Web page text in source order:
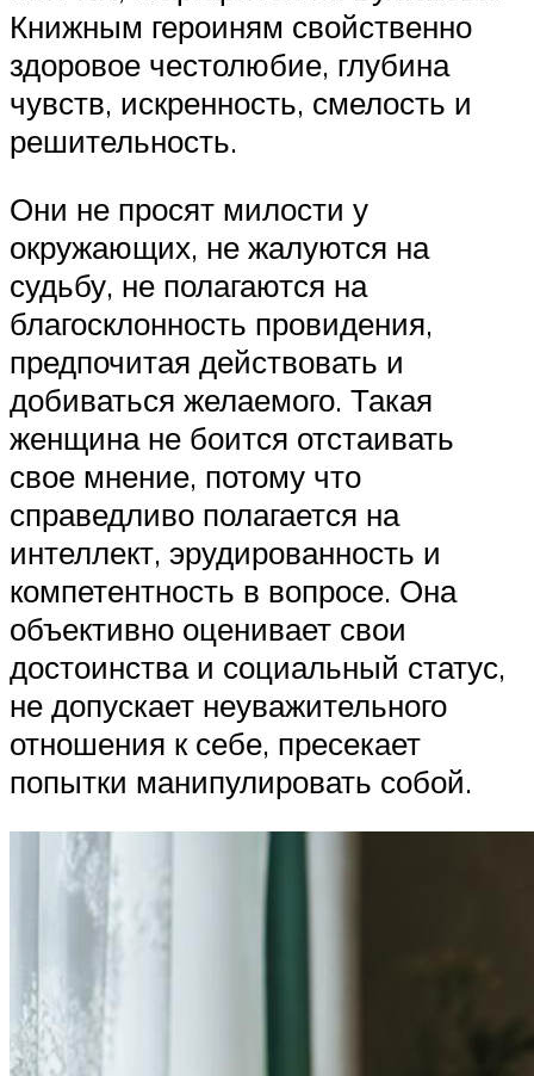
Книжным героиням свойственно
здоровое честолюбие, глубина
чувств, искренность, смелость и
решительность.
Они не просят милости у
окружающих, не жалуются на
судьбу, не полагаются на
благосклонность провидения,
предпочитая действовать и
добиваться желаемого. Такая
женщина не боится отстаивать
свое мнение, потому что
справедливо полагается на
интеллект, эрудированность и
компетентность в вопросе. Она
объективно оценивает свои
достоинства и социальный статус,
не допускает неуважительного
отношения к себе, пресекает
попытки манипулировать собой.